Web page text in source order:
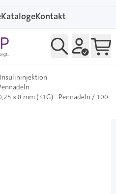
KatalogeKontakt
Insulininjektion
x 8 mm (31G) - Pennadeln / 100